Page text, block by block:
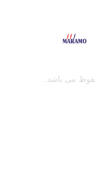
می باشد.